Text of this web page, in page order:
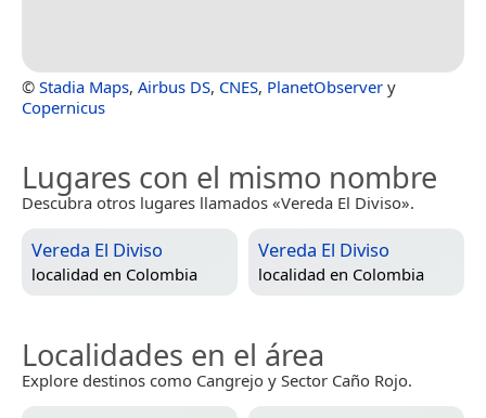
© Stadia Maps, Airbus DS, CNES, PlanetObserver y
Copernicus
Lugares con el mismo nombre
Descubra otros lugares llamados «Vereda El Diviso».
Vereda El Diviso
localidad en Colombia
Vereda El Diviso
localidad en Colombia
Localidades en el área
Explore destinos como Cangrejo y Sector Caño Rojo.